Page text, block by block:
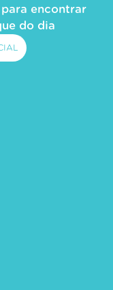
encontrar
do dia